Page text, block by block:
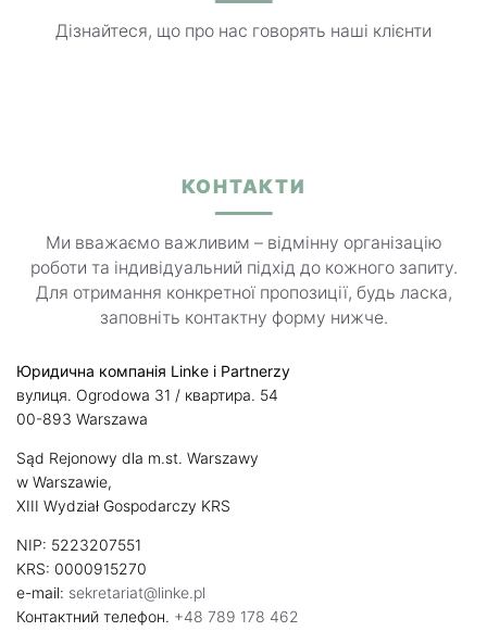
Дізнайтеся, що про нас говорять наші клієнти
КОНТАКТИ
Ми вважаємо важливим – відмінну організацію
роботи та індивідуальний підхід до кожного запиту.
Для отримання конкретної пропозиції, будь ласка,
заповніть контактну форму нижче.
Юридична компанія Linke i Partnerzy
вулиця. Ogrodowa 31 / квартира. 54
00-893 Warszawa
Sąd Rejonowy dla m.st. Warszawy
w Warszawie,
XIII Wydział Gospodarczy KRS
NIP: 5223207551
KRS: 0000915270
e-mail: sekretariat@linke.pl
Контактний телефон. +48 789 178 462